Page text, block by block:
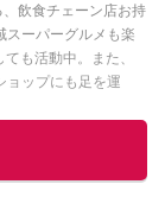
飲食チェーン店お持
スーパーグルメも楽
ても活動中。また、
ョップにも足を運
BOOK」などでグ